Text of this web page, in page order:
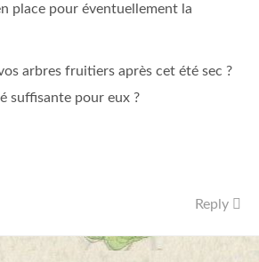
place pour éventuellement la
arbres fruitiers après cet été sec ?
suffisante pour eux ?
Reply